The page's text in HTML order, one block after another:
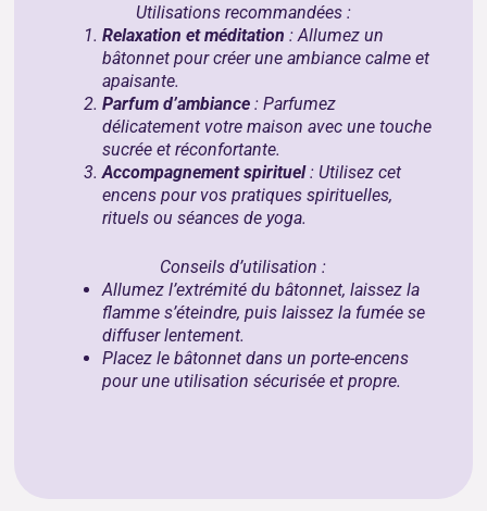
Utilisations recommandées :
Relaxation et méditation : Allumez un
bâtonnet pour créer une ambiance calme et
apaisante.
Parfum d’ambiance : Parfumez
délicatement votre maison avec une touche
sucrée et réconfortante.
Accompagnement spirituel: Utilisez cet
encens pour vos pratiques spirituelles,
rituels ou séances de yoga.
Conseils d’utilisation :
Allumez l’extrémité du bâtonnet, laissez la
flamme s’éteindre, puis laissez la fumée se
diffuser lentement.
Placez le bâtonnet dans un porte-encens
pour une utilisation sécurisée et propre.